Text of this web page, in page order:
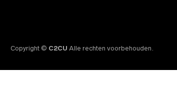
Copyright © C2CU Alle rechten voorbehouden.